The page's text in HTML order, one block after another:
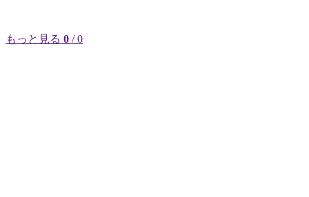
もっと見る 0 / 0